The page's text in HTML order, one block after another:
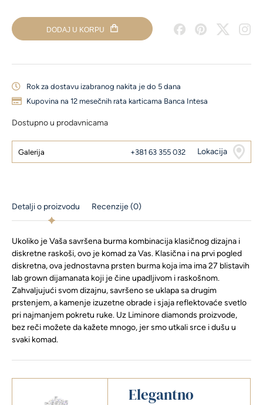
DODAJ U KORPU
Rok za dostavu izabranog nakita je do 5 dana
Kupovina na 12 mesečnih rata karticama Banca Intesa
Dostupno u prodavnicama
Galerija +381 63 355 032 Lokacija
Detalji o proizvodu Recenzije (0)
Ukoliko je Vaša savršena burma kombinacija klasičnog dizajna i
diskretne raskoši, ovo je komad za Vas. Klasična i na prvi pogled
diskretna, ova jednostavna prsten burma koja ima ima 27 blistavih
lab grown dijamanata koji je čine upadljivom i raskošnom.
Zahvaljujući svom dizajnu, savršeno se uklapa sa drugim
prstenjem, a kamenje izuzetne obrade i sjaja reflektovaće svetlo
pri najmanjem pokretu ruke. Uz Liminore diamonds proizvode,
bez reči možete da kažete mnogo, jer smo utkali srce i dušu u
svaki komad.
Elegantno